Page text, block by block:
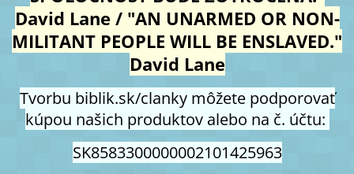
David Lane / "AN UNARMED OR NON-
MILITANT PEOPLE WILL BE ENSLAVED."
David Lane
Tvorbu biblik.sk/clanky môžete podporovať
kúpou našich produktov alebo na č. účtu:
SK8583300000002101425963